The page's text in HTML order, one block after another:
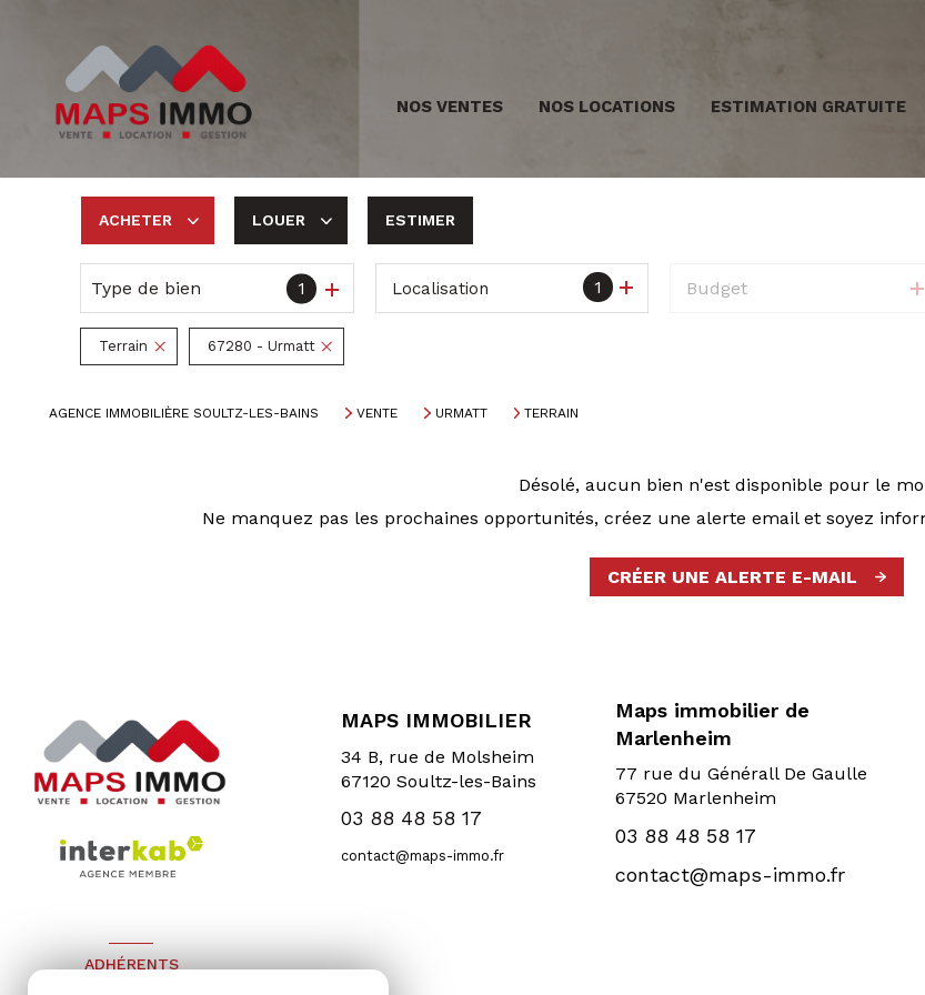
NOS VENTES NOS LOCATIONS ESTIMATION GRATUITE
ACHETER
De l'ancien
LOUER
à l'année
De l'immo pro
ESTIMER
Type de bien 1 1
Localisation Budget
Terrain 67280 - Urmatt
AGENCE IMMOBILIÈRE SOULTZ-LES-BAINS VENTE URMATT TERRAIN
Désolé, aucun bien n'est disponible pour le
Ne manquez pas les prochaines opportunités, créez une alerte email et soyez
CRÉER UNE ALERTE E-MAIL
MAPS IMMOBILIER
34 B, rue de Molsheim
67120Soultz-les-Bains
03 88 48 58 17
contact@maps-immo.fr
Maps immobilier de
Marlenheim
77 rue du Générall De Gaulle
67520 Marlenheim
03 88 48 58 17
contact@maps-immo.fr
ADHÉRENTS